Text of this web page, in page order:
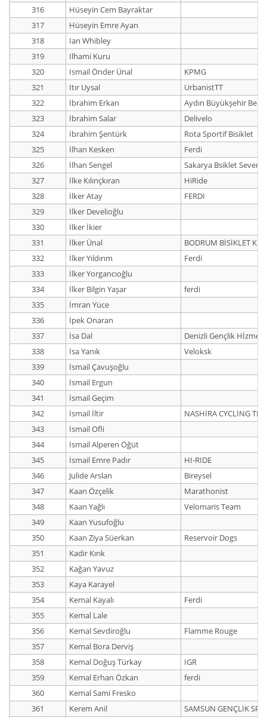
316
Hüseyin Cem Bayraktar
317
Hüseyin Emre Ayan
318
Ian Whibley
319
Ilhami Kuru
320
Ismail Önder Ünal
KPMG
321
Itır Uysal
UrbanistTT
322
İbrahim Erkan
Aydın Büyükşehir
323
İbrahim Salar
Delivelo
324
İbrahim Şentürk
Rota Sportif Bisiklet
325
İlhan Kesken
Ferdi
326
İlhan Sengel
Sakarya Bsiklet
327
İlke Kılınçkıran
HiRide
328
İlker Atay
FERDI
329
İlker Develioğlu
330
İlker İkier
331
İlker Ünal
BODRUM BİSİKLET
332
İlker Yıldırım
Ferdi
333
İlker Yorgancıoğlu
334
İlker Bilgin Yaşar
ferdi
335
İmran Yüce
336
İpek Onaran
337
İsa Dal
Denizli Gençlik
338
İsa Yanık
Veloksk
339
İsmail Çavuşoğlu
340
İsmail Ergun
341
İsmail Geçim
342
İsmail İltir
NASHİRA CYCLİNG
343
İsmail Ofli
344
İsmail Alperen Öğüt
345
İsmail Emre Padır
HI-RIDE
346
Julide Arslan
Bireysel
347
Kaan Özçelik
Marathonist
348
Kaan Yağlı
Velomaris Team
349
Kaan Yusufoğlu
350
Kaan Ziya Süerkan
Reservoir Dogs
351
Kadir Kırık
352
Kağan Yavuz
353
Kaya Karayel
354
Kemal Kayalı
Ferdi
355
Kemal Lale
356
Kemal Sevdiroğlu
Flamme Rouge
357
Kemal Bora Derviş
358
Kemal Doğuş Türkay
IGR
359
Kemal Erhan Özkan
ferdi
360
Kemal Sami Fresko
361
Kerem Anil
SAMSUN GENÇLİK